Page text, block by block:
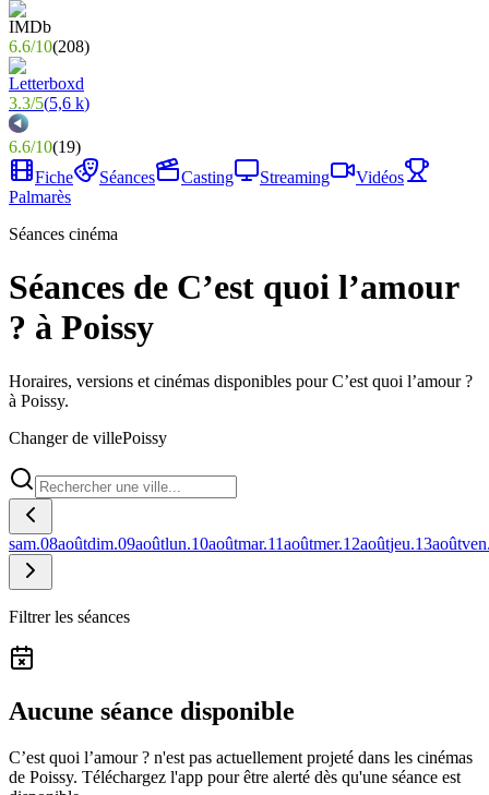
6.6/10(208)
3.3/5(5,6 k)
6.6/10(19)
Fiche
Séances Casting Streaming
Vidéos
Palmarès
Séances cinéma
Séances de C’est quoi l’amour
? à Poissy
Horaires, versions et cinémas disponibles pour C’est quoi l’amour ?
à Poissy.
Changer de villePoissy
sam.08aoûtdim.09aoûtlun.10aoûtmar.11aoûtmer.12aoûtjeu.13août
Filtrer les séances
Aucune séance disponible
C’est quoi l’amour ? n'est pas actuellement projeté dans les cinémas
de Poissy. Téléchargez l'app pour être alerté dès qu'une séance est